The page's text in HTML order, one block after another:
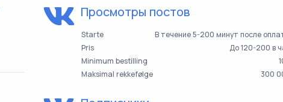
Просмотры постов
Starte
В течение 5-200 минут после
Pris
До 120-200 в
Minimum bestilling
Maksimal rekkefølge
300